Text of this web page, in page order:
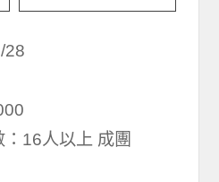
28
16人以上 成團